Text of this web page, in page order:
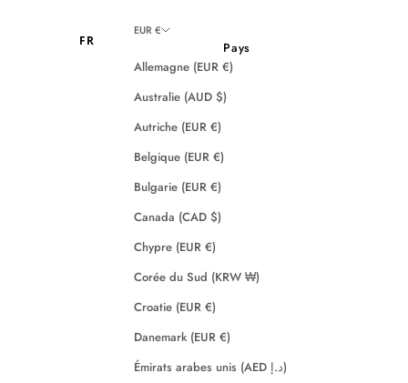
FR
EUR €
Pays
Allemagne (EUR €)
Australie (AUD $)
Autriche (EUR €)
Belgique (EUR €)
Bulgarie (EUR €)
Canada (CAD $)
Chypre (EUR €)
Corée du Sud (KRW ₩)
Croatie (EUR €)
Danemark (EUR €)
Émirats arabes unis (AED د.إ)